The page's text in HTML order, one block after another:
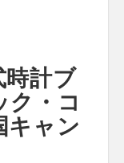
時計ブ
ク・コ
キャン